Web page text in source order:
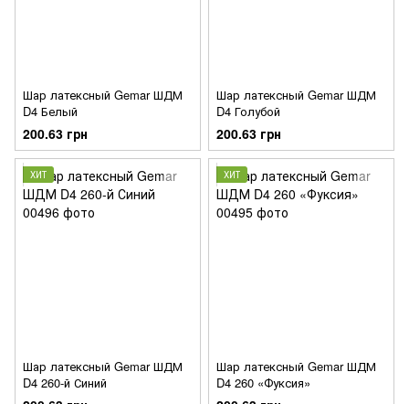
Шар латексный Gemar ШДМ
D4 Белый
200.63 грн
Шар латексный Gemar ШДМ
D4 Голубой
200.63 грн
ХИТ
Шар латексный Gemar ШДМ
D4 260-й Синий
ХИТ
Шар латексный Gemar ШДМ
D4 260 «Фуксия»